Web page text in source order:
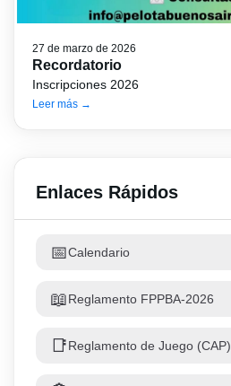
27 de marzo de 2026
Recordatorio
Inscripciones 2026
Leer más →
Enlaces Rápidos
📅Calendario
📖Reglamento FPPBA-2026
📑Reglamento de Juego (CAP)